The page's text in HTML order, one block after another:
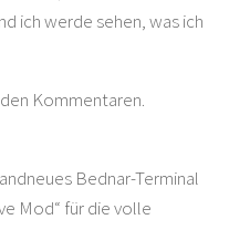
ich werde sehen, was ich
Kommentaren.
Bednar-Terminal
Mod“ für die volle